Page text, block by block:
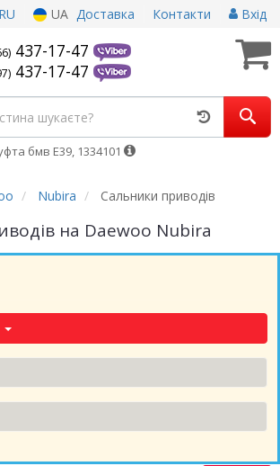
RU UA Доставка Контакти Вхід
437-17-47
437-17-47
бмв Е39, 1334101
Nubira Сальники приводів
на Daewoo Nubira